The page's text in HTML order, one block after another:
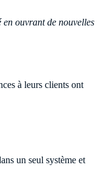
ouvrant de nouvelles
à leurs clients ont
un seul système et